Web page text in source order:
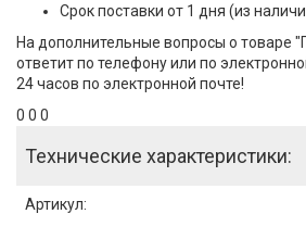
Срок поставки от 1 дня (из
На дополнительные вопросы о товаре
ответит по телефону или по
24 часов по электронной почте!
0 0 0
Технические характеристики:
Артикул: